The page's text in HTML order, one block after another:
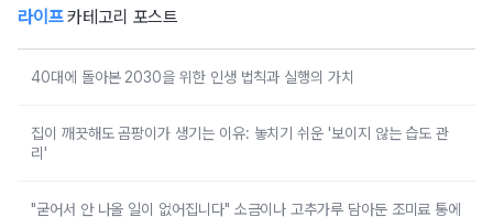
라이프카테고리 포스트
40대에 돌아본 2030을 위한 인생 법칙과 실행의 가치
집이 깨끗해도 곰팡이가 생기는 이유: 놓치기 쉬운 '보이지 않는 습도 관
리'
"굳어서 안 나올 일이 없어집니다" 소금이나 고추가루 담아둔 조미료 통에